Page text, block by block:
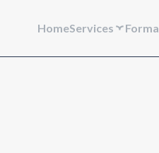
HomeServices